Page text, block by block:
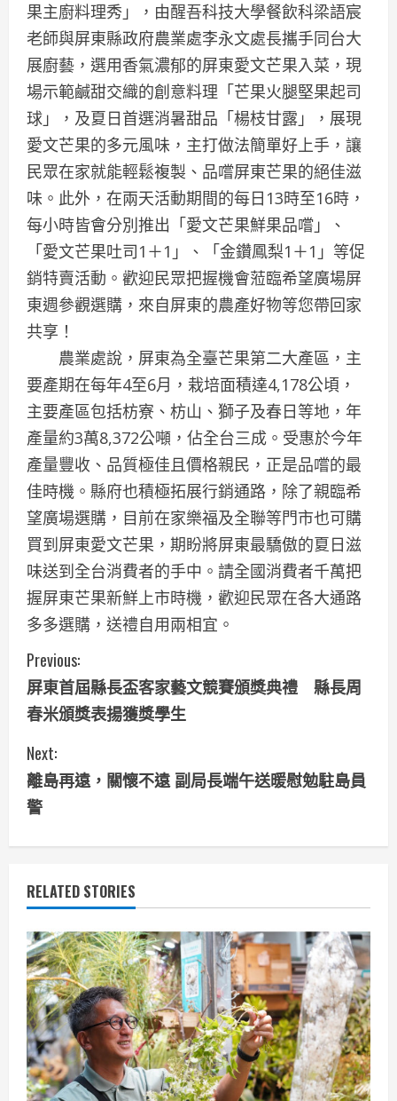
果主廚料理秀」，由醒吾科技大學餐飲科梁語宸
老師與屏東縣政府農業處李永文處長攜手同台大
展廚藝，選用香氣濃郁的屏東愛文芒果入菜，現
場示範鹹甜交織的創意料理「芒果火腿堅果起司
球」，及夏日首選消暑甜品「楊枝甘露」，展現
愛文芒果的多元風味，主打做法簡單好上手，讓
民眾在家就能輕鬆複製、品嚐屏東芒果的絕佳滋
味。此外，在兩天活動期間的每日13時至16時，
每小時皆會分別推出「愛文芒果鮮果品嚐」、
「愛文芒果吐司1＋1」、「金鑽鳳梨1＋1」等促
銷特賣活動。歡迎民眾把握機會蒞臨希望廣場屏
東週參觀選購，來自屏東的農產好物等您帶回家
共享！
農業處說，屏東為全臺芒果第二大產區，主
要產期在每年4至6月，栽培面積達4,178公頃，
主要產區包括枋寮、枋山、獅子及春日等地，年
產量約3萬8,372公噸，佔全台三成。受惠於今年
產量豐收、品質極佳且價格親民，正是品嚐的最
佳時機。縣府也積極拓展行銷通路，除了親臨希
望廣場選購，目前在家樂福及全聯等門市也可購
買到屏東愛文芒果，期盼將屏東最驕傲的夏日滋
味送到全台消費者的手中。請全國消費者千萬把
握屏東芒果新鮮上市時機，歡迎民眾在各大通路
多多選購，送禮自用兩相宜。
C
o
n
t
i
n
u
e
R
e
a
d
Previous:
屏東首屆縣長盃客家藝文競賽頒獎典禮 縣長周
春米頒獎表揚獲獎學生
Next:
離島再遠，關懷不遠 副局長端午送暖慰勉駐島員
警
RELATED STORIES